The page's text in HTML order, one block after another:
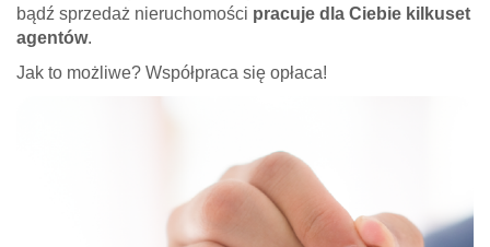
bądź sprzedaż nieruchomości pracuje dla Ciebie kilkuset
agentów.
Jak to możliwe? Współpraca się opłaca!